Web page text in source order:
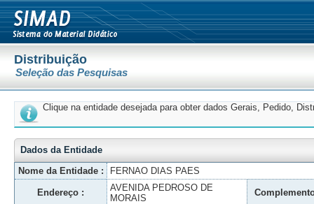
Distribuição
Seleção das Pesquisas
Clique na entidade desejada para obter dados Gerais, Pedido,
Dados da Entidade
Nome da Entidade :
FERNAO DIAS PAES
Endereço :
AVENIDA PEDROSO DE
MORAIS